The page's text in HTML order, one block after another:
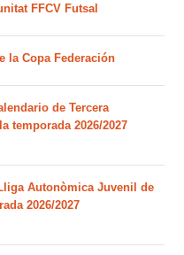
FFCV Futsal
la Copa Federación
de Tercera
temporada 2026/2027
Autonòmica Juvenil de
2026/2027